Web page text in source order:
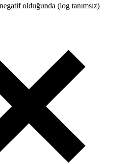
olduğunda (log tanımsız)